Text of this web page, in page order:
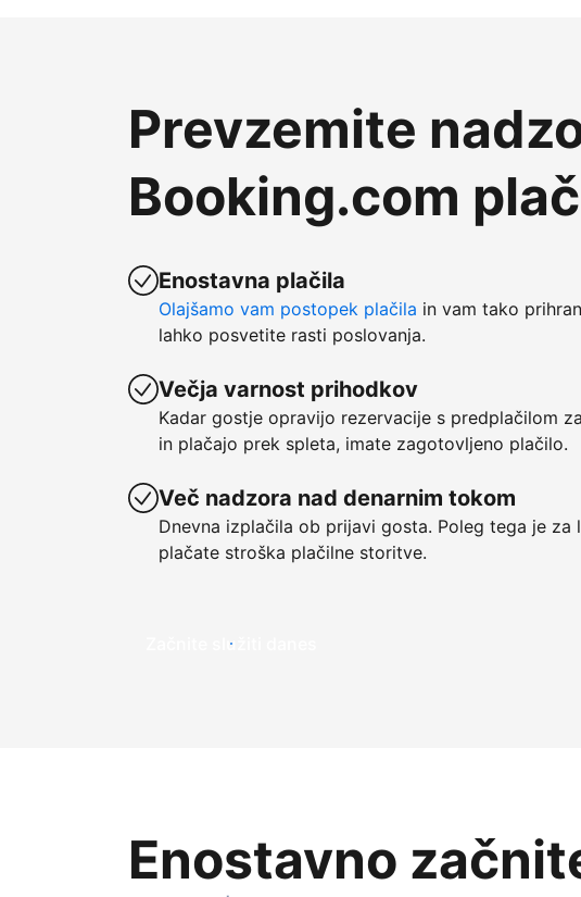
Prevzemite
Booking.com
Enostavna plačila
Olajšamo vam postopek plačila in vam tako
lahko posvetite rasti poslovanja.
Večja varnost prihodkov
Kadar gostje opravijo rezervacije s predplačilom
in plačajo prek spleta, imate zagotovljeno plačilo.
Več nadzora nad denarnim tokom
Dnevna izplačila ob prijavi gosta. Poleg tega je za
plačate stroška plačilne storitve.
Začnite služiti danes
Enostavno